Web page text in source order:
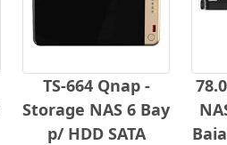
TS-664 Qnap -
Storage NAS 6 Bay
p/ HDD SATA